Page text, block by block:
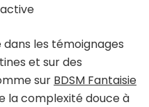
les témoignages
et sur des
sur BDSM Fantaisie
la complexité douce à